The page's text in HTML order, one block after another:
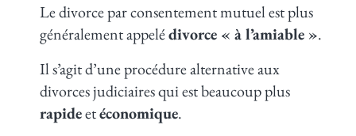
Le divorce par consentement mutuel est plus
généralement appelédivorce « à l’amiable ».
Il s’agit d’une procédure alternative aux
divorces judiciaires qui est beaucoup plus
rapideetéconomique.